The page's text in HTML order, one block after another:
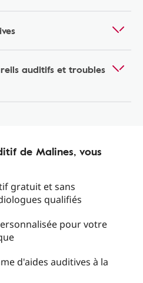
auditifs et troubles
de Malines, vous
gratuit et sans
qualifiés
pour votre
d'aides auditives à la